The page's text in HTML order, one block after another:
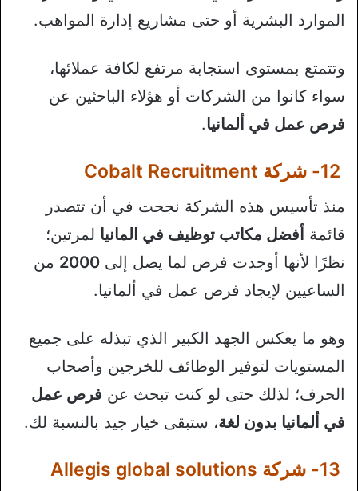
الموارد البشرية أو حتى مشاريع إدارة المواهب.
وتتمتع بمستوى استجابة مرتفع لكافة عملائها،
سواء كانوا من الشركات أو هؤلاء الباحثين عن
فرص عمل في ألمانيا.
12- شركة Cobalt Recruitment
منذ تأسيس هذه الشركة نجحت في أن تتصدر
قائمة أفضل مكاتب توظيف في المانيا لمرتين؛
نظرًا لأنها أوجدت فرص لما يصل إلى 2000 من
الساعيين لإيجاد فرص عمل في ألمانيا.
وهو ما يعكس الجهد الكبير الذي تبذله على جميع
المستويات لتوفير الوظائف للخرجين وأصحاب
الحرف؛ لذلك حتى لو كنت تبحث عن فرص عمل
في ألمانيا بدون لغة، ستبقى خيار جيد بالنسبة لك.
13- شركة Allegis global solutions